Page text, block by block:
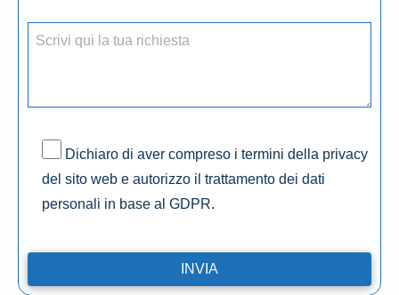
Dichiaro di aver compreso i termini della privacy
del sito web e autorizzo il trattamento dei dati
personali in base al GDPR.